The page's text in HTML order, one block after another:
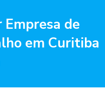
de
em Curitiba